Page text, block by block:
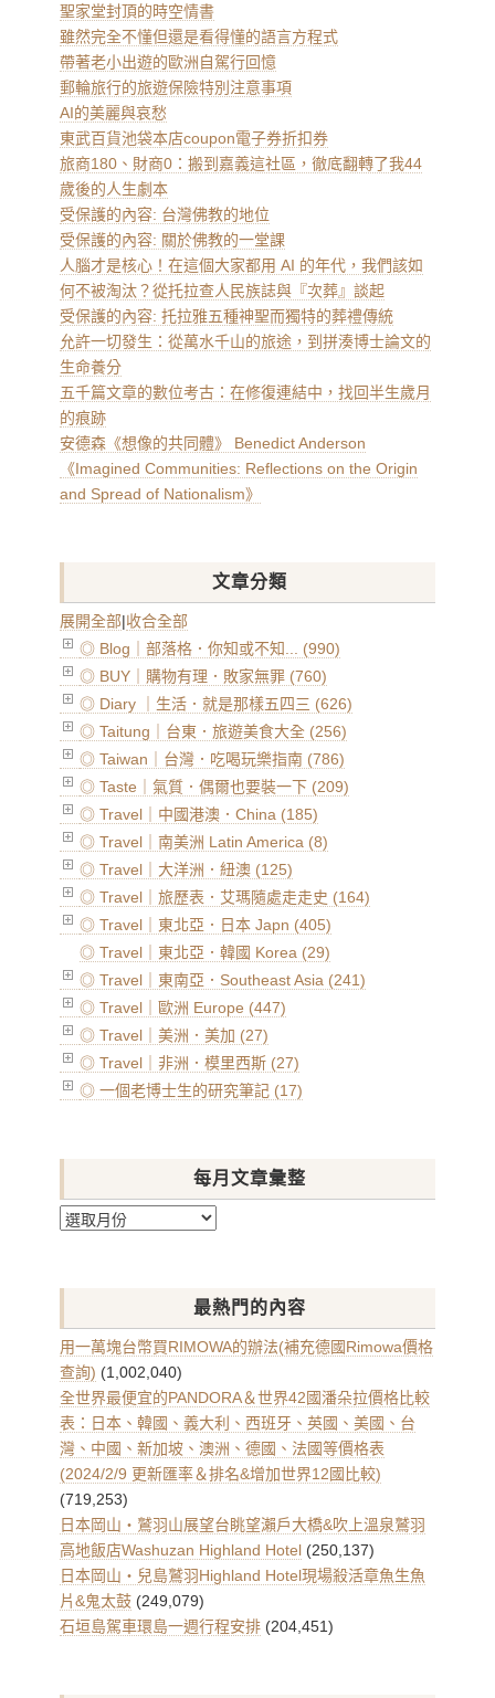
聖家堂封頂的時空情書
雖然完全不懂但還是看得懂的語言方程式
帶著老小出遊的歐洲自駕行回憶
郵輪旅行的旅遊保險特別注意事項
AI的美麗與哀愁
東武百貨池袋本店coupon電子券折扣券
旅商180、財商0：搬到嘉義這社區，徹底翻轉了我44
歲後的人生劇本
受保護的內容: 台灣佛教的地位
受保護的內容: 關於佛教的一堂課
人腦才是核心！在這個大家都用 AI 的年代，我們該如
何不被淘汰？從托拉查人民族誌與『次葬』談起
受保護的內容: 托拉雅五種神聖而獨特的葬禮傳統
允許一切發生：從萬水千山的旅途，到拼湊博士論文的
生命養分
五千篇文章的數位考古：在修復連結中，找回半生歲月
的痕跡
安德森《想像的共同體》 Benedict Anderson
《Imagined Communities: Reflections on the Origin
and Spread of Nationalism》
文章分類
展開全部|收合全部
◎ Blog｜部落格．你知或不知... (990)
◎ BUY｜購物有理．敗家無罪 (760)
◎ Diary ｜生活．就是那樣五四三 (626)
◎ Taitung｜台東．旅遊美食大全 (256)
◎ Taiwan｜台灣．吃喝玩樂指南 (786)
◎ Taste｜氣質．偶爾也要裝一下 (209)
◎ Travel｜中國港澳．China (185)
◎ Travel｜南美洲 Latin America (8)
◎ Travel｜大洋洲．紐澳 (125)
◎ Travel｜旅歷表．艾瑪隨處走走史 (164)
◎ Travel｜東北亞．日本 Japn (405)
◎ Travel｜東北亞．韓國 Korea (29)
◎ Travel｜東南亞．Southeast Asia (241)
◎ Travel｜歐洲 Europe (447)
◎ Travel｜美洲．美加 (27)
◎ Travel｜非洲．模里西斯 (27)
◎ 一個老博士生的研究筆記 (17)
每月文章彙整
每
章
整
最熱門的內容
用一萬塊台幣買RIMOWA的辦法(補充德國Rimowa價格
查詢) (1,002,040)
全世界最便宜的PANDORA＆世界42國潘朵拉價格比較
表：日本、韓國、義大利、西班牙、英國、美國、台
灣、中國、新加坡、澳洲、德國、法國等價格表
(2024/2/9 更新匯率＆排名&增加世界12國比較)
(719,253)
日本岡山・鷲羽山展望台眺望瀨戶大橋&吹上溫泉鷲羽
高地飯店Washuzan Highland Hotel (250,137)
日本岡山・兒島鷲羽Highland Hotel現場殺活章魚生魚
片&鬼太鼓 (249,079)
石垣島駕車環島一週行程安排 (204,451)